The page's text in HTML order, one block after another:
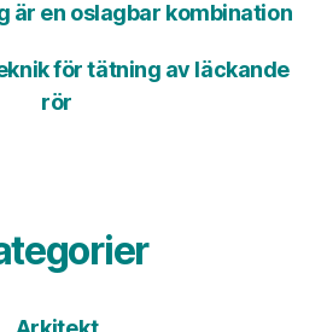
är en oslagbar kombination
för tätning av läckande
rör